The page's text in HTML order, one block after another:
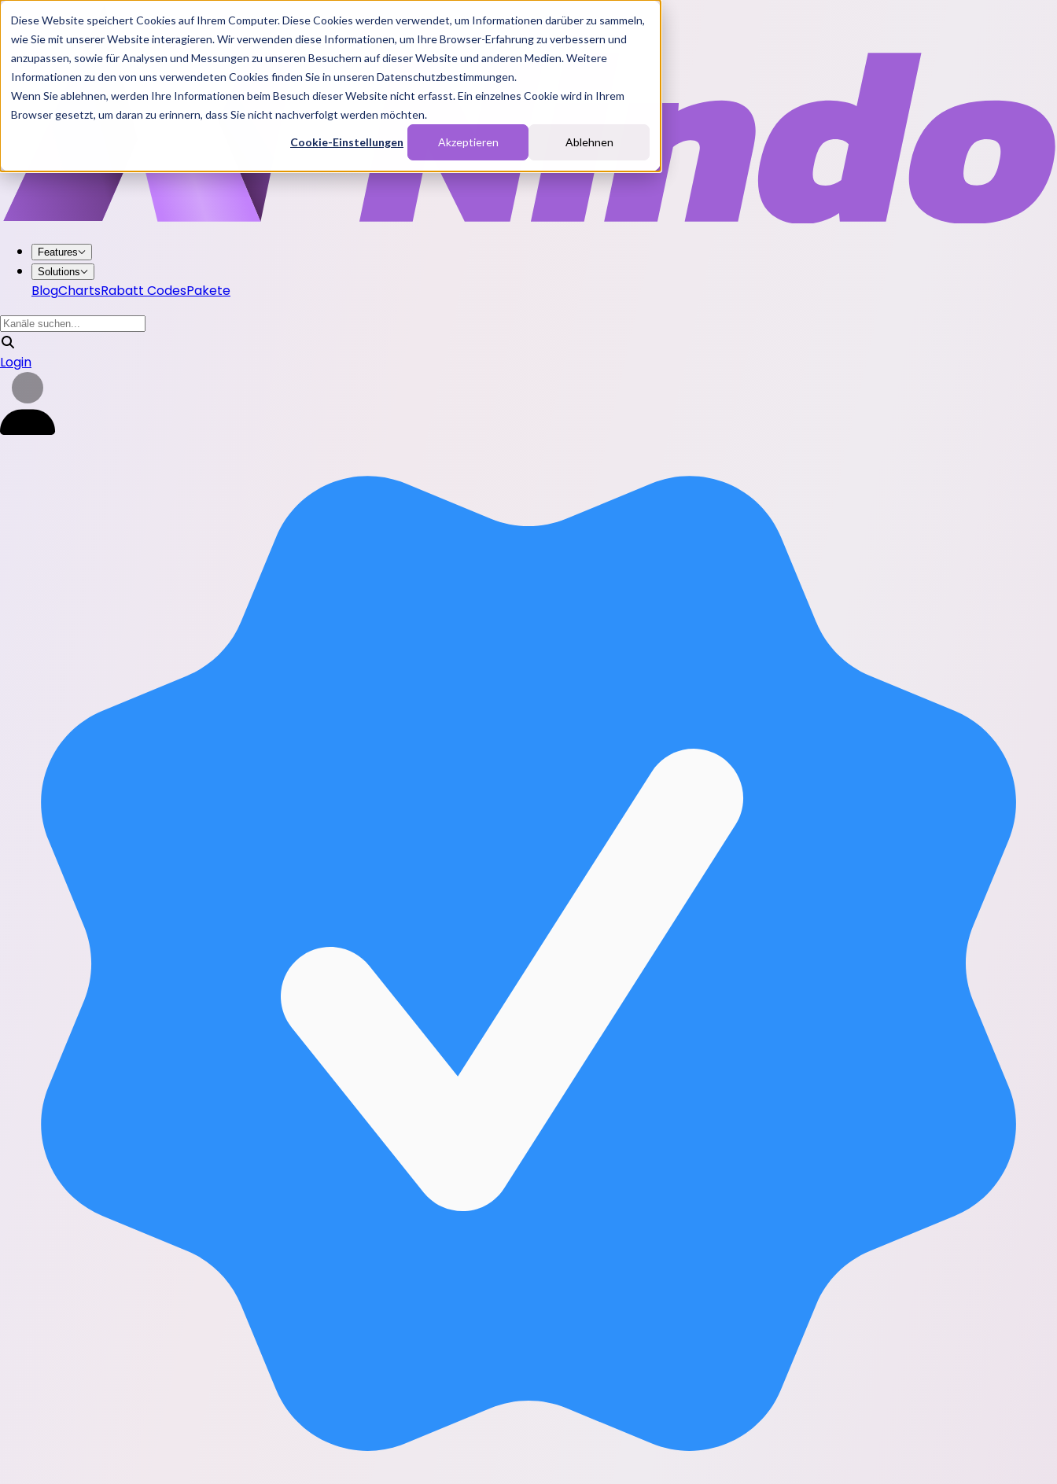
Diese Website speichert Cookies auf Ihrem Computer. Diese Cookies werden verwendet, um Informationen darüber zu sammeln,
wie Sie mit unserer Website interagieren. Wir verwenden diese Informationen, um Ihre Browser-Erfahrung zu verbessern und
anzupassen, sowie für Analysen und Messungen zu unseren Besuchern auf dieser Website und anderen Medien. Weitere
Informationen zu den von uns verwendeten Cookies finden Sie in unseren Datenschutzbestimmungen.
Wenn Sie ablehnen, werden Ihre Informationen beim Besuch dieser Website nicht erfasst. Ein einzelnes Cookie wird in Ihrem
Browser gesetzt, um daran zu erinnern, dass Sie nicht nachverfolgt werden möchten.
Cookie-Einstellungen Akzeptieren Ablehnen
Features
Solutions
BlogChartsRabatt CodesPakete
Login